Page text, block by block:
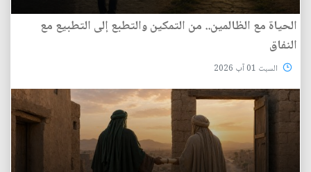
الحياة مع الظالمين.. من التمكين والتطبع إلى التطبيع مع
النفاق
السبت 01 آب 2026